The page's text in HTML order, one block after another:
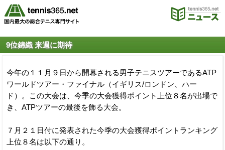
9位錦織 来週に期待
今年の１１月９日から開幕される男子テニスツアーであるATP
ワールドツアー・ファイナル（イギリス/ロンドン、ハー
ド）。この大会は、今季の大会獲得ポイント上位８名が出場で
き、ATPツアーの最後を飾る大会。
７月２１日付に発表された今季の大会獲得ポイントランキング
上位８名は以下の通り。